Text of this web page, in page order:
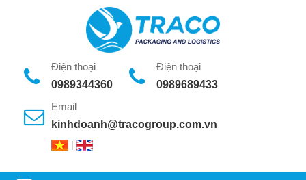
Điện thoại
0989344360
Điện thoại
0989689433
Email
kinhdoanh@tracogroup.com.vn